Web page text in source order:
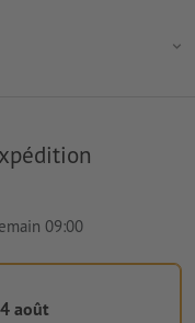
09:00
août